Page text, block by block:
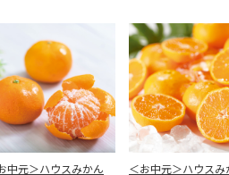
中元＞ハウスみかん
＜お中元＞ハウスみ